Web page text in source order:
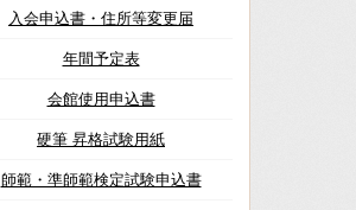
入会申込書・住所等変更届
年間予定表
会館使用申込書
硬筆 昇格試験用紙
師範・準師範検定試験申込書